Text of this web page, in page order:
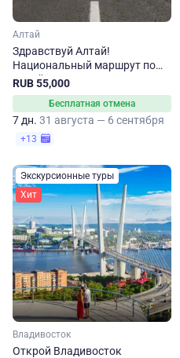
Алтай
Здравствуй Алтай!
Национальный маршрут по
Алтайскому краю
RUB 55,000
Бесплатная отмена
7 дн. 31 августа — 6 сентября
+13
Экскурсионные туры
Хит
Владивосток
Открой Владивосток